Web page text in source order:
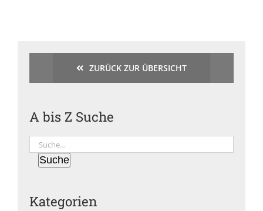
ZURÜCK ZUR ÜBERSICHT
A bis Z Suche
Suche
Kategorien